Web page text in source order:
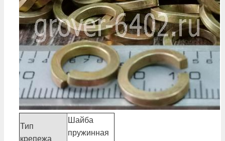
Тип
крепежа
Шайба
пружинная